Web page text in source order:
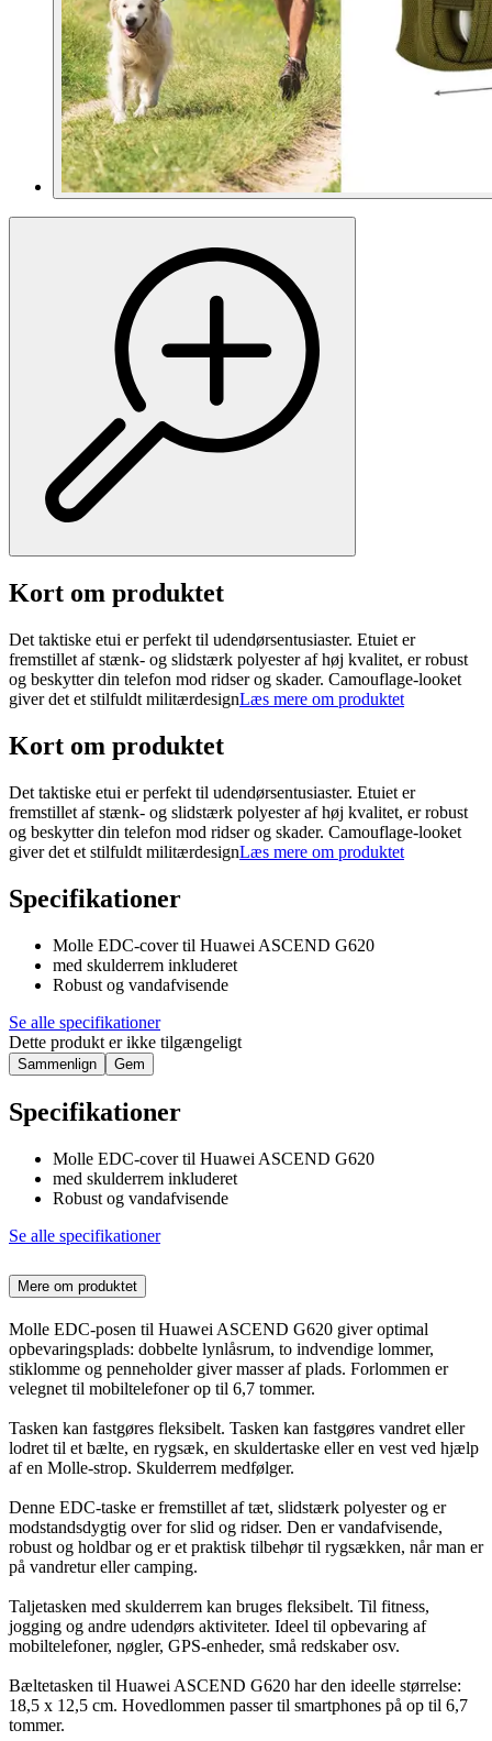
Kort om produktet
Det taktiske etui er perfekt til udendørsentusiaster. Etuiet er
fremstillet af stænk- og slidstærk polyester af høj kvalitet, er robust
og beskytter din telefon mod ridser og skader. Camouflage-looket
giver det et stilfuldt militærdesignLæs mere om produktet
Kort om produktet
Det taktiske etui er perfekt til udendørsentusiaster. Etuiet er
fremstillet af stænk- og slidstærk polyester af høj kvalitet, er robust
og beskytter din telefon mod ridser og skader. Camouflage-looket
giver det et stilfuldt militærdesignLæs mere om produktet
Specifikationer
Molle EDC-cover til Huawei ASCEND G620
med skulderrem inkluderet
Robust og vandafvisende
Se alle specifikationer
Dette produkt er ikke tilgængeligt
Sammenlign Gem
Specifikationer
Molle EDC-cover til Huawei ASCEND G620
med skulderrem inkluderet
Robust og vandafvisende
Se alle specifikationer
Mere om produktet
Molle EDC-posen til Huawei ASCEND G620 giver optimal
opbevaringsplads: dobbelte lynlåsrum, to indvendige lommer,
stiklomme og penneholder giver masser af plads. Forlommen er
velegnet til mobiltelefoner op til 6,7 tommer.
Tasken kan fastgøres fleksibelt. Tasken kan fastgøres vandret eller
lodret til et bælte, en rygsæk, en skuldertaske eller en vest ved hjælp
af en Molle-strop. Skulderrem medfølger.
Denne EDC-taske er fremstillet af tæt, slidstærk polyester og er
modstandsdygtig over for slid og ridser. Den er vandafvisende,
robust og holdbar og er et praktisk tilbehør til rygsækken, når man er
på vandretur eller camping.
Taljetasken med skulderrem kan bruges fleksibelt. Til fitness,
jogging og andre udendørs aktiviteter. Ideel til opbevaring af
mobiltelefoner, nøgler, GPS-enheder, små redskaber osv.
Bæltetasken til Huawei ASCEND G620 har den ideelle størrelse:
18,5 x 12,5 cm. Hovedlommen passer til smartphones på op til 6,7
tommer.